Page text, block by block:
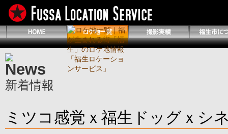
新着情報
ミツコ感覚ｘ福生ドッグｘシ